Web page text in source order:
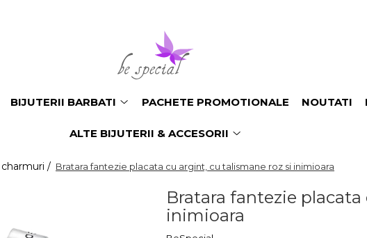
BIJUTERII BARBATI PACHETE PROMOTIONALE NOUTATI
ALTE BIJUTERII & ACCESORII
/ Bratara fantezie placata cu argint, cu talismane roz si inimioara
Bratara fantezie
inimioara